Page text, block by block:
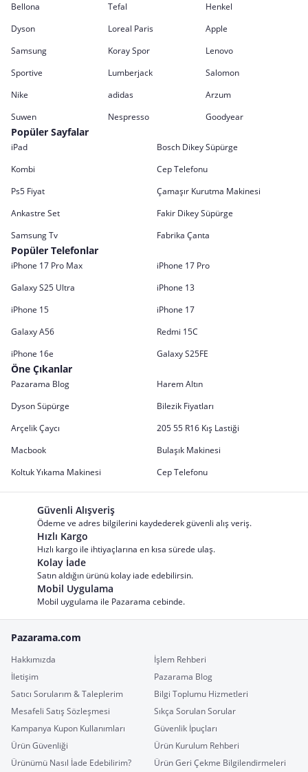
Bellona
Tefal
Henkel
Dyson
Loreal Paris
Apple
Samsung
Koray Spor
Lenovo
Sportive
Lumberjack
Salomon
Nike
adidas
Arzum
Suwen
Nespresso Goodyear
Popüler Sayfalar
iPad
Bosch Dikey Süpürge
Kombi
Cep Telefonu
Ps5 Fiyat
Çamaşır Kurutma Makinesi
Ankastre Set
Fakir Dikey Süpürge
Samsung Tv
Fabrika Çanta
Popüler Telefonlar
iPhone 17 Pro Max
iPhone 17 Pro
Galaxy S25 Ultra
iPhone 13
iPhone 15
iPhone 17
Galaxy A56
Redmi 15C
iPhone 16e
Galaxy S25FE
Öne Çıkanlar
Pazarama Blog
Harem Altın
Dyson Süpürge
Bilezik Fiyatları
Arçelik Çaycı
205 55 R16 Kış Lastiği
Macbook
Bulaşık Makinesi
Koltuk Yıkama Makinesi
Cep Telefonu
Güvenli Alışveriş
Ödeme ve adres bilgilerini kaydederek güvenli alış veriş.
Hızlı Kargo
Hızlı kargo ile ihtiyaçlarına en kısa sürede ulaş.
Kolay İade
Satın aldığın ürünü kolay iade edebilirsin.
Mobil Uygulama
Mobil uygulama ile Pazarama cebinde.
Pazarama.com
Hakkımızda
İşlem Rehberi
İletişim
Pazarama Blog
Satıcı Sorularım & Taleplerim
Bilgi Toplumu Hizmetleri
Mesafeli Satış Sözleşmesi
Sıkça Sorulan Sorular
Kampanya Kupon Kullanımları
Güvenlik İpuçları
Ürün Güvenliği
Ürün Kurulum Rehberi
Ürünümü Nasıl İade Edebilirim?
Ürün Geri Çekme Bilgilendirmeleri